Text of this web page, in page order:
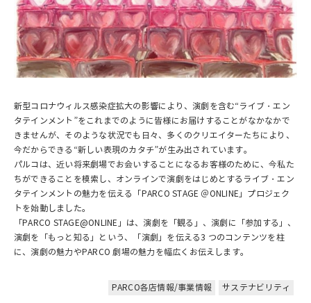
新型コロナウィルス感染症拡大の影響により、演劇を含む“ライブ・エン
タテインメント”をこれまでのように皆様にお届けすることがなかなかで
きませんが、そのような状況でも日々、多くのクリエイターたちにより、
今だからできる“新しい表現のカタチ”が生み出されています。
パルコは、近い将来劇場でお会いすることになるお客様のために、今私た
ちができることを模索し、オンラインで演劇をはじめとするライブ・エン
タテインメントの魅力を伝える「PARCO STAGE ＠ONLINE」プロジェク
トを始動しました。
「PARCO STAGE@ONLINE」は、演劇を「観る」、演劇に「参加する」、
演劇を「もっと知る」という、「演劇」を伝える3 つのコンテンツを柱
に、演劇の魅力やPARCO 劇場の魅力を幅広くお伝えします。
PARCO各店情報/事業情報 サステナビリティ